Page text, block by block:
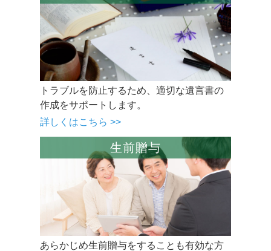
トラブルを防止するため、適切な遺言書の
作成をサポートします。
詳しくはこちら >>
生前贈与
あらかじめ生前贈与をすることも有効な方